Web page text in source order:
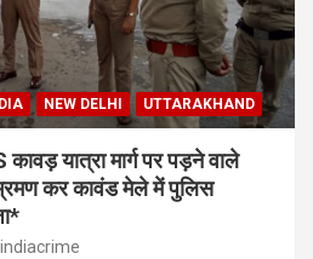
NEW DELHI UTTARAKHAND
यात्रा मार्ग पर पड़ने वाले
भ्रमण कर कावंड मेले में पुलिस